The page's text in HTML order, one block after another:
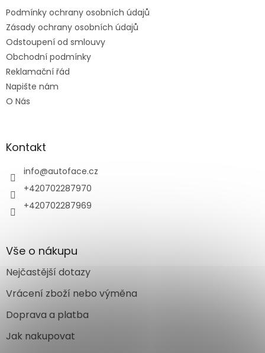
Podmínky ochrany osobních údajů
Zásady ochrany osobních údajů
Odstoupení od smlouvy
Obchodní podmínky
Reklamační řád
Napište nám
O Nás
Kontakt
info@autoface.cz
+420702287970
+420702287969
Vše o nákupu
Nejčastější dotazy
Vrácení zboží nebo výměna
Doprava a platba
Jak nakupovat